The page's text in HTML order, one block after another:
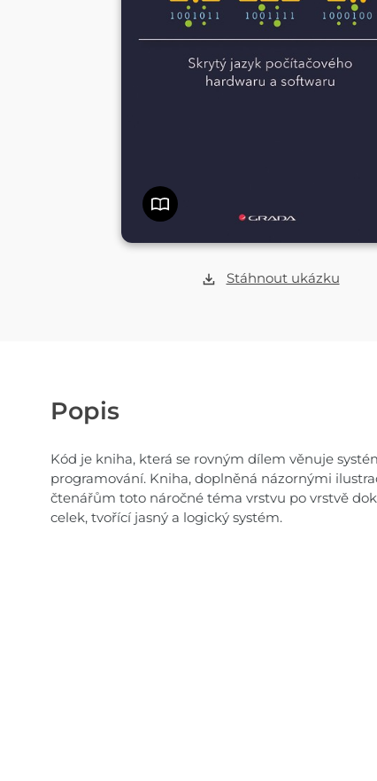
Stáhnout ukázku
Popis
Kód je kniha, která se rovným dílem věnuje
programování. Kniha, doplněná názornými
čtenářům toto náročné téma vrstvu po vrstvě
celek, tvořící jasný a logický systém.